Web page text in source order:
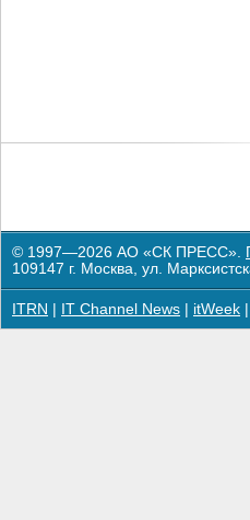
© 1997—2026 АО «СК ПРЕСС».
109147 г. Москва, ул.
ITRN IT Channel News itWeek